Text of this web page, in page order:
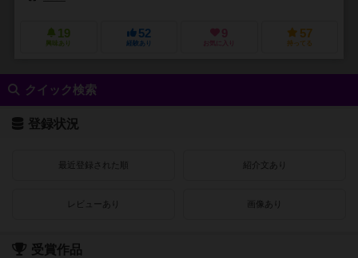
19
興味あり
52
経験あり
9
お気に入り
57
持ってる
クイック検索
登録状況
最近登録された順 紹介文あり
レビューあり 画像あり
受賞作品